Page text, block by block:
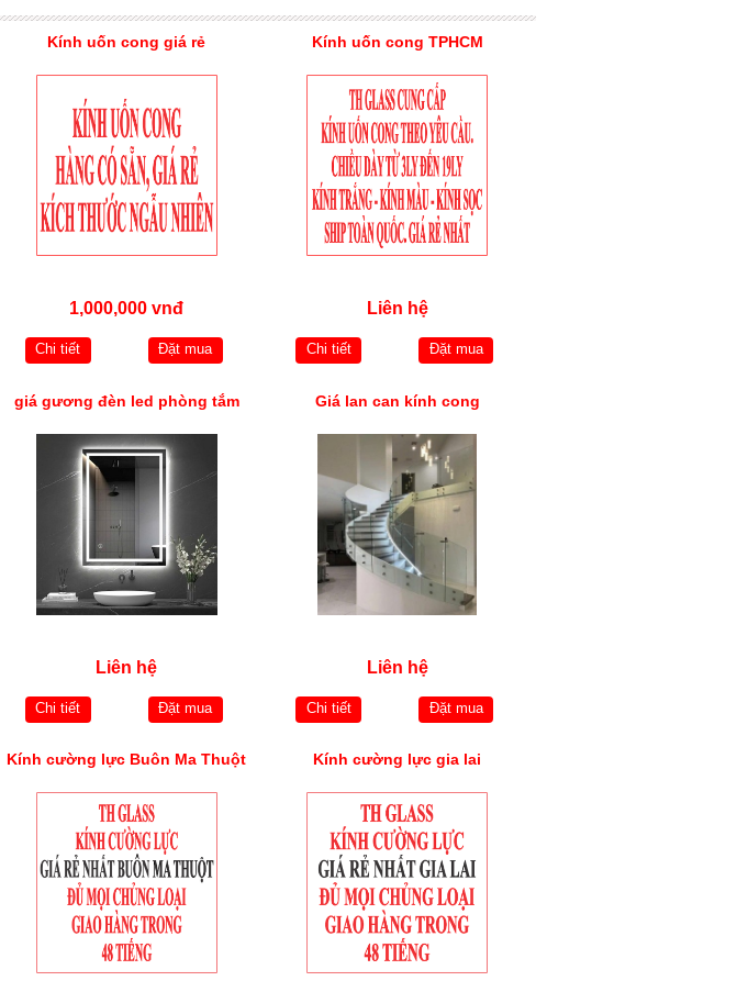
Kính uốn cong giá rẻ
1,000,000 vnđ
Chi tiết Đặt mua
Kính uốn cong TPHCM
Liên hệ
Chi tiết Đặt mua
giá gương đèn led phòng tắm
Liên hệ
Chi tiết Đặt mua
Giá lan can kính cong
Liên hệ
Chi tiết Đặt mua
Kính cường lực Buôn Ma Thuột Kính cường lực gia lai